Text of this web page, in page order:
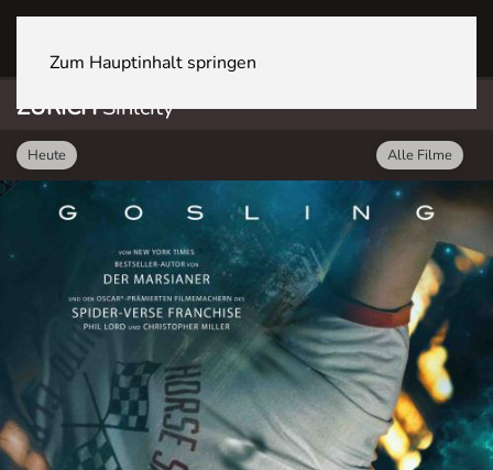
Zum Hauptinhalt springen
ZÜRICHSihlcity
Heute Alle Filme